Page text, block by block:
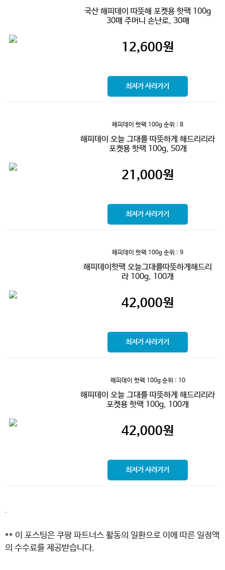
국산 해피데이 따뜻해 포켓용 핫팩 100g
30매 주머니 손난로, 30매
12,600원
최저가 사러가기
해피데이 핫팩 100g 순위 : 8
해피데이 오늘 그대를 따뜻하게 해드리리라
포켓용 핫팩 100g, 50개
21,000원
최저가 사러가기
해피데이 핫팩 100g 순위 : 9
해피데이핫팩 오늘그대를따뜻하게해드리
라 100g, 100개
42,000원
최저가 사러가기
해피데이 핫팩 100g순위 : 10
해피데이 오늘 그대를 따뜻하게 해드리리라
포켓용 핫팩 100g, 100개
42,000원
최저가 사러가기
.
** 이 포스팅은 쿠팡 파트너스 활동의 일환으로 이에 따른 일정액
의 수수료를 제공받습니다.